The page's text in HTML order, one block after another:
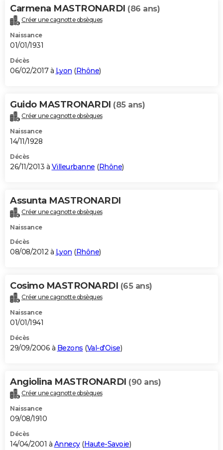
Carmena MASTRONARDI (86 ans)
Créer une cagnotte obsèques
Naissance
01/01/1931
Décès
06/02/2017 à Lyon (Rhône)
Guido MASTRONARDI (85 ans)
Créer une cagnotte obsèques
Naissance
14/11/1928
Décès
26/11/2013 à Villeurbanne (Rhône)
Assunta MASTRONARDI
Créer une cagnotte obsèques
Naissance
Décès
08/08/2012 à Lyon (Rhône)
Cosimo MASTRONARDI (65 ans)
Créer une cagnotte obsèques
Naissance
01/01/1941
Décès
29/09/2006 à Bezons (Val-d'Oise)
Angiolina MASTRONARDI (90 ans)
Créer une cagnotte obsèques
Naissance
09/08/1910
Décès
14/04/2001 à Annecy(Haute-Savoie)